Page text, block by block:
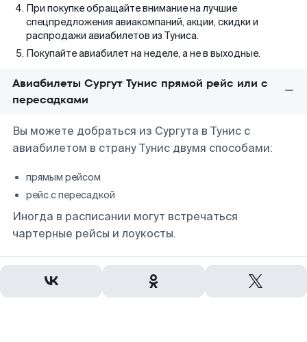
При покупке обращайте внимание на лучшие
спецпредложения авиакомпаний, акции, скидки и
распродажи авиабилетов из Туниса.
Покупайте авиабилет на неделе, а не в выходные.
Авиабилеты Сургут Тунис прямой рейс или с
пересадками
Вы можете добраться из Сургута в Тунис с
авиабилетом в страну Тунис двумя способами:
прямым рейсом
рейс с пересадкой
Иногда в расписании могут встречаться
чартерные рейсы и лоукосты.